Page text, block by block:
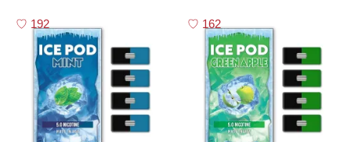
192 162